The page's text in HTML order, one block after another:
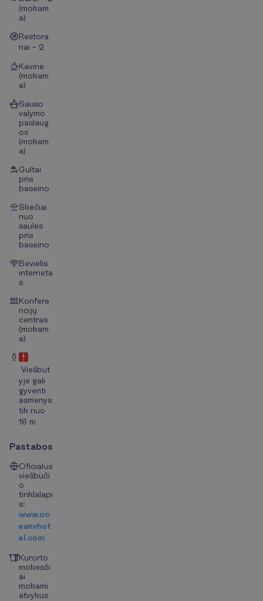
(mokam
a)
Restora
nai – 2
Kavinė
(mokam
a)
Sauso
valymo
paslaug
os
(mokam
a)
Gultai
prie
baseino
Skėčiai
nuo
saulės
prie
baseino
Bevielis
interneta
s
Konfere
ncijų
centras
(mokam
a)
Viešbut
yje gali
gyventi
asmenys
tik nuo
16 m
Pastabos
Oficialus
viešbuči
o
tinklalapi
s:
www.oc
eanvhot
el.com
Kurorto
mokesči
ai
mokami
atvykus